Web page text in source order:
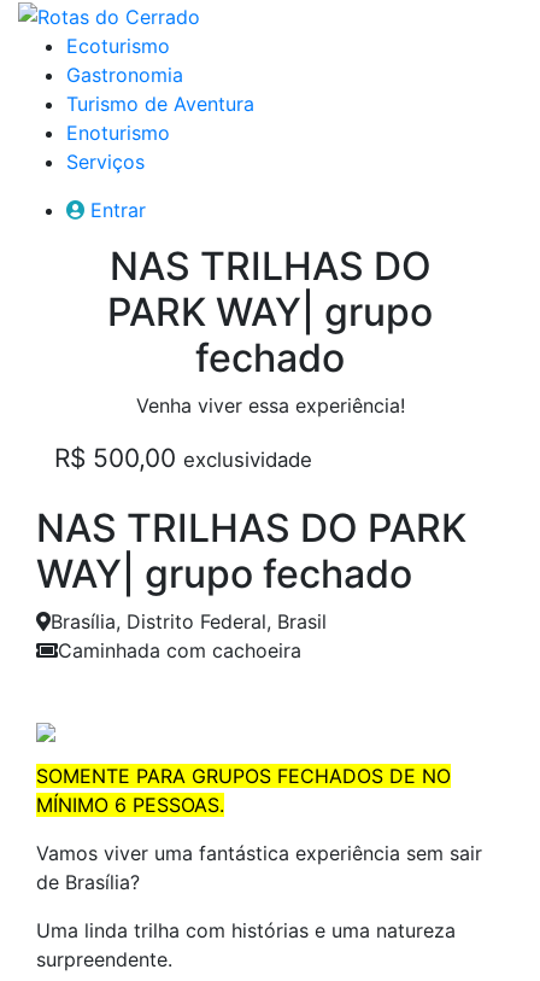
Ecoturismo
Gastronomia
Turismo de Aventura
Enoturismo
Serviços
Entrar
NAS TRILHAS DO
PARK WAY| grupo
fechado
Venha viver essa experiência!
R$ 500,00 exclusividade
NAS TRILHAS DO PARK
WAY| grupo fechado
Brasília, Distrito Federal, Brasil
Caminhada com cachoeira
SOMENTE PARA GRUPOS FECHADOS DE NO
MÍNIMO 6 PESSOAS.
Vamos viver uma fantástica experiência sem sair
de Brasília?
Uma linda trilha com histórias e uma natureza
surpreendente.